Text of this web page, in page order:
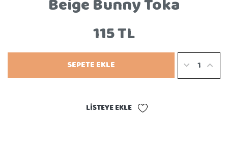
115 TL
SEPETE EKLE
LISTEYE EKLE